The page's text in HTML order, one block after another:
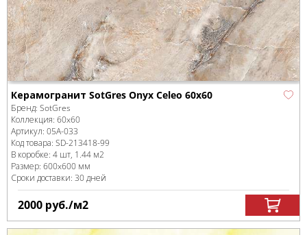
Керамогранит SotGres Onyx Celeo 60x60
Бренд: SotGres
Коллекция: 60x60
Артикул: 05А-033
Код товара: SD-213418-99
В коробке: 4 шт, 1.44 м2
Размер: 600x600 мм
Сроки доставки: 30 дней
2000 руб./м2